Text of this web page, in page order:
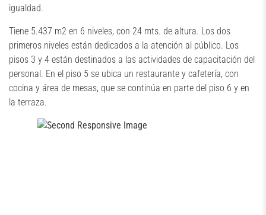
igualdad.
Tiene 5.437 m2 en 6 niveles, con 24 mts. de altura. Los dos
primeros niveles están dedicados a la atención al público. Los
pisos 3 y 4 están destinados a las actividades de capacitación del
personal. En el piso 5 se ubica un restaurante y cafetería, con
cocina y área de mesas, que se continúa en parte del piso 6 y en
la terraza.